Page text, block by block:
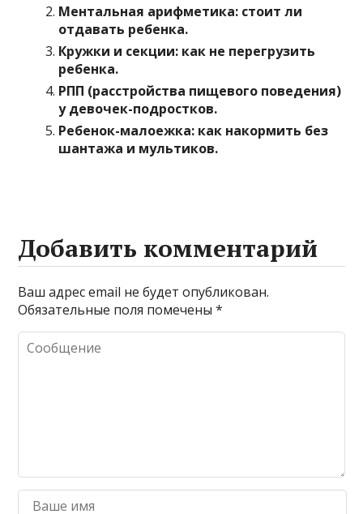
Ментальная арифметика: стоит ли
отдавать ребенка.
Кружки и секции: как не перегрузить
ребенка.
РПП (расстройства пищевого поведения)
у девочек-подростков.
Ребенок-малоежка: как накормить без
шантажа и мультиков.
Добавить комментарий
Ваш адрес email не будет опубликован.
Обязательные поля помечены*